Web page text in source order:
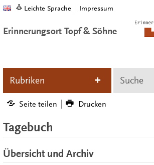
Leichte Sprache Impressum
Erinnerungsort Topf & Söhne
Rubriken Suche
Seite teilen Drucken
Tagebuch
Übersicht und Archiv